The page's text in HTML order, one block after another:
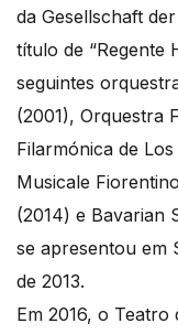
da Gesellschaft
título de “Regente
seguintes
(2001), Orquestra
Filarmónica de
Musicale
(2014) e Bavarian
se apresentou em
de 2013.
Em 2016, o